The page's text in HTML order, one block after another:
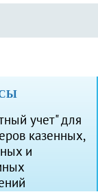
учет" для
казенных,
и